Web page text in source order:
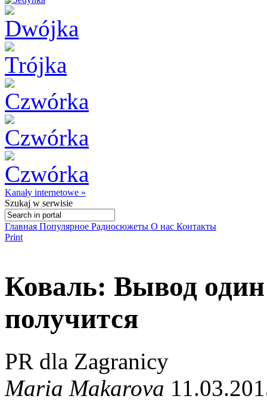
Kanały internetowe »
Szukaj w serwisie
Главная Популярное Радиосюжеты О нас Контакты
Print
Коваль: Вывод
получится
PR dla Zagranicy
Maria Makarova